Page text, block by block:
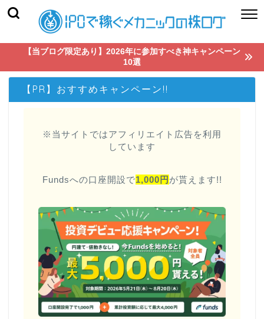
【当ブログ限定あり】2026年に参加すべき神キャンペーン
10選
【PR】おすすめキャンペーン!!
※当サイトではアフィリエイト広告を利用
しています
Fundsへの口座開設で1,000円 が貰えます!!